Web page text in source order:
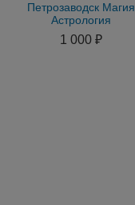
Петрозаводск Магия
Астрология
Семейный Приворот
на Любимого
1 000 ₽